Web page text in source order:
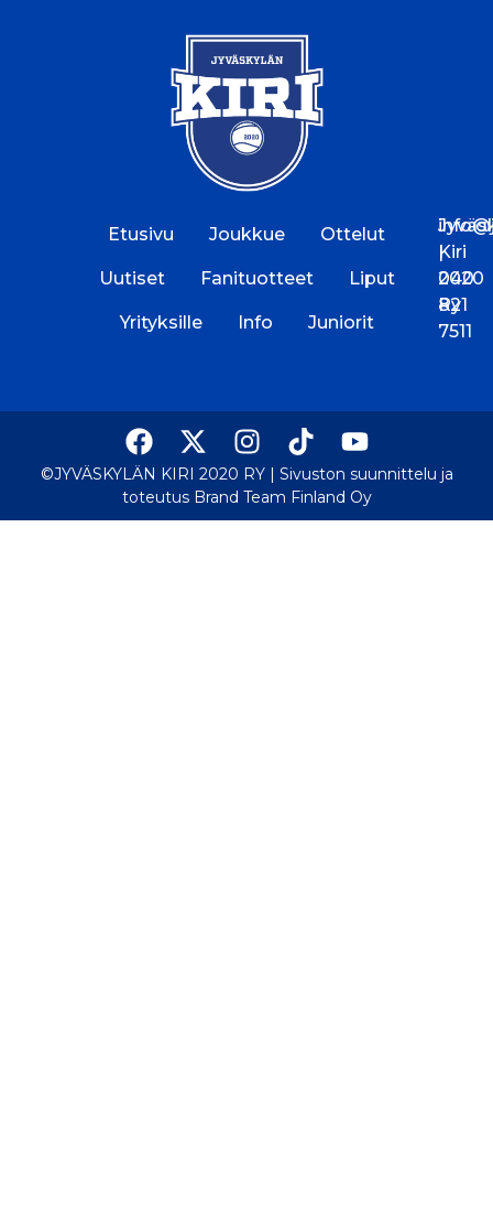
Etusivu Joukkue Ottelut
Uutiset Fanituotteet Liput
Yrityksille Info Juniorit
Kiri
2020
Ry
|
040
821
7511
©JYVÄSKYLÄN KIRI 2020 RY | Sivuston suunnittelu ja
toteutus Brand Team Finland Oy